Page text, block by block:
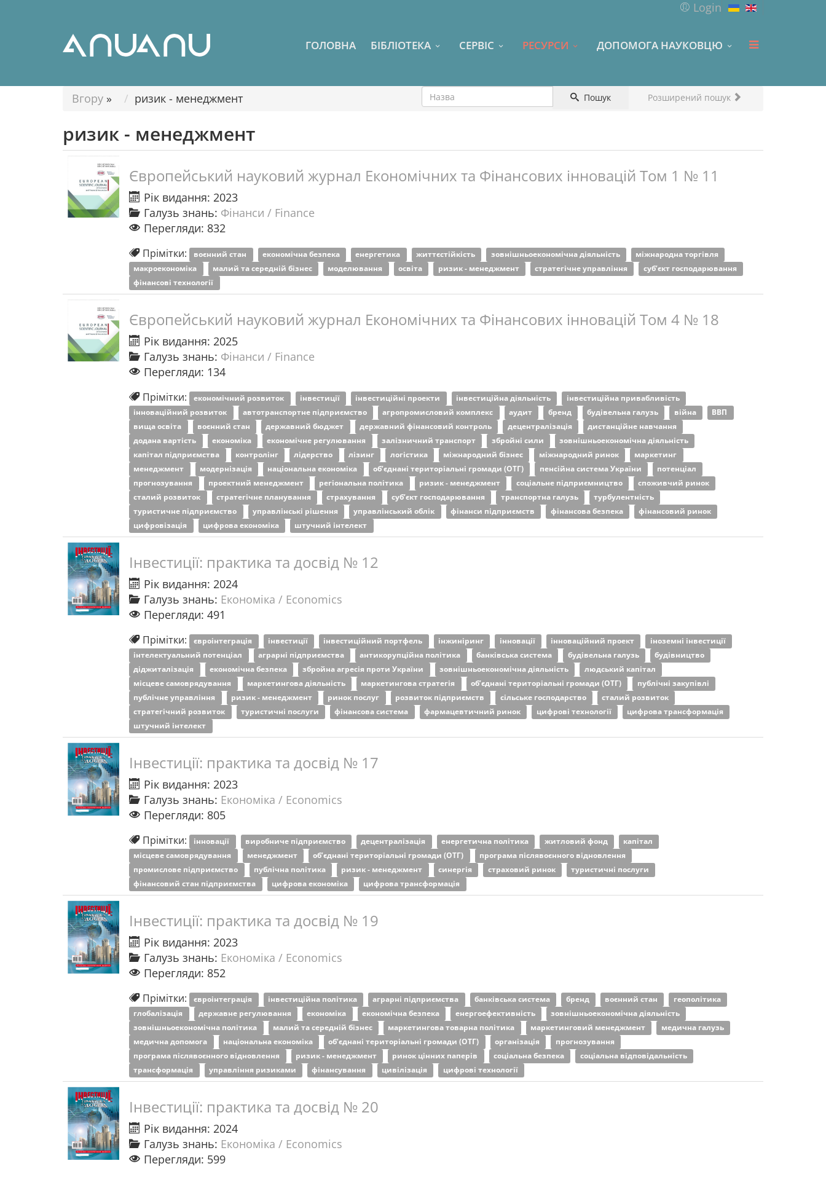
Login
ГОЛОВНА БІБЛІОТЕКА СЕРВІС РЕСУРСИ ДОПОМОГА НАУКОВЦЮ
Пошук Розширений пошук
Вгору » ризик - менеджмент
ризик - менеджмент
Європейський науковий журнал Економічних та Фінансових інновацій Том 1 № 11
Рік видання: 2023
Галузь знань: Фінанси / Finance
Перегляди: 832
Прімітки: воєнний стан економічна безпека енергетика життєстійкість зовнішньоекономічна діяльність
міжнародна торгівля
макроекономіка
малий та середній бізнес моделювання освіта ризик - менеджмент стратегічне управління
суб’єкт господарювання
фінансові технології
Європейський науковий журнал Економічних та Фінансових інновацій Том 4 № 18
Рік видання: 2025
Галузь знань: Фінанси / Finance
Перегляди: 134
Прімітки: економічний розвиток інвестиції інвестиційні проекти інвестиційна діяльність
інвестиційна привабливість
інноваційний розвиток
автотранспортне підприємство агропромисловий комплекс аудит бренд будівельна галузь війна
ВВП
вища освіта
воєнний стан державний бюджет державний фінансовий контроль децентралізація
дистанційне навчання
додана вартість
економіка економічне регулювання залізничний транспорт збройні сили
зовнішньоекономічна діяльність
капітал підприємства
контролінг лідерство лізинг логістика міжнародний бізнес міжнародний ринок
маркетинг
менеджмент
модернізація національна економіка об’єднані територіальні громади (ОТГ) пенсійна система України
потенціал
прогнозування
проектний менеджмент регіональна політика ризик - менеджмент соціальне підприємництво
споживчий ринок
сталий розвиток
стратегічне планування страхування суб’єкт господарювання транспортна галузь
турбулентність
туристичне підприємство
управлінські рішення управлінський облік фінанси підприємств фінансова безпека
фінансовий ринок
цифровізація
цифрова економіка штучний інтелект
Інвестиції: практика та досвід № 12
Рік видання: 2024
Галузь знань: Економіка / Economics
Перегляди: 491
Прімітки: євроінтеграція інвестиції інвестиційний портфель інжиніринг інновації інноваційний проект
іноземні інвестиції
інтелектуальний потенціал
аграрні підприємства антикорупційна політика банківська система будівельна галузь
будівництво
діджиталізація
економічна безпека збройна агресія проти України зовнішньоекономічна діяльність
людський капітал
місцеве самоврядування
маркетингова діяльність маркетингова стратегія об’єднані територіальні громади (ОТГ)
публічні закупівлі
публічне управління
ризик - менеджмент ринок послуг розвиток підприємств сільське господарство
сталий розвиток
стратегічний розвиток
туристичні послуги фінансова система фармацевтичний ринок цифрові технології
цифрова трансформація
штучний інтелект
Інвестиції: практика та досвід № 17
Рік видання: 2023
Галузь знань: Економіка / Economics
Перегляди: 805
Прімітки: інновації виробниче підприємство децентралізація енергетична політика житловий фонд
капітал
місцеве самоврядування
менеджмент об’єднані територіальні громади (ОТГ)
програма післявоєнного відновлення
промислове підприємство
публічна політика ризик - менеджмент синергія страховий ринок
туристичні послуги
фінансовий стан підприємства
цифрова економіка цифрова трансформація
Інвестиції: практика та досвід № 19
Рік видання: 2023
Галузь знань: Економіка / Economics
Перегляди: 852
Прімітки: євроінтеграція інвестиційна політика аграрні підприємства банківська система бренд воєнний стан
геополітика
глобалізація
державне регулювання економіка економічна безпека енергоефективність
зовнішньоекономічна діяльність
зовнішньоекономічна політика
малий та середній бізнес маркетингова товарна політика маркетинговий менеджмент
медична галузь
медична допомога
національна економіка об’єднані територіальні громади (ОТГ) організація
прогнозування
програма післявоєнного відновлення
ризик - менеджмент ринок цінних паперів соціальна безпека
соціальна відповідальність
трансформація
управління ризиками фінансування цивілізація цифрові технології
Інвестиції: практика та досвід № 20
Рік видання: 2024
Галузь знань: Економіка / Economics
Перегляди: 599